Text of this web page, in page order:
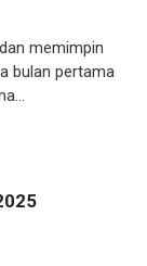
memimpin
bulan pertama